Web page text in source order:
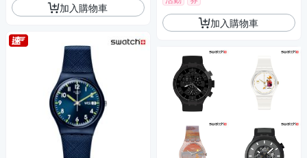
加入購物車
加入購物車